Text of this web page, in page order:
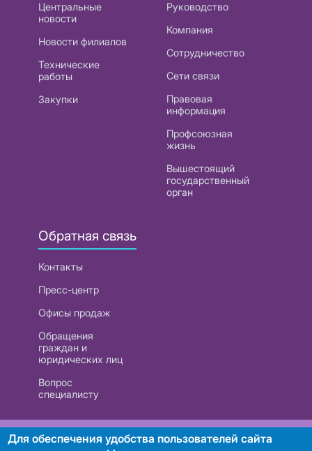
Центральные
новости
Новости филиалов
Технические
работы
Закупки
Руководство
Компания
Сотрудничество
Сети связи
Правовая
информация
Профсоюзная
жизнь
Вышестоящий
государственный
орган
Обратная связь
Контакты
Пресс-центр
Офисы продаж
Обращения
граждан и
юридических лиц
Вопрос
специалисту
РУП «Белтелеком». УНП 101007741
Для обеспечения удобства пользователей сайта